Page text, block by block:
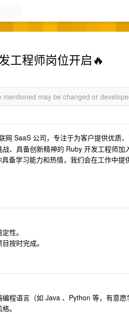
工程师岗位开启🔥
may be changed or
网 SaaS 公司，专注于为客户提供优质
、具备创新精神的 Ruby 开发工程师加
备学习能力和热情，我们会在工作中提
性。
按时完成。
程语言（如 Java 、Python 等，有意愿
。